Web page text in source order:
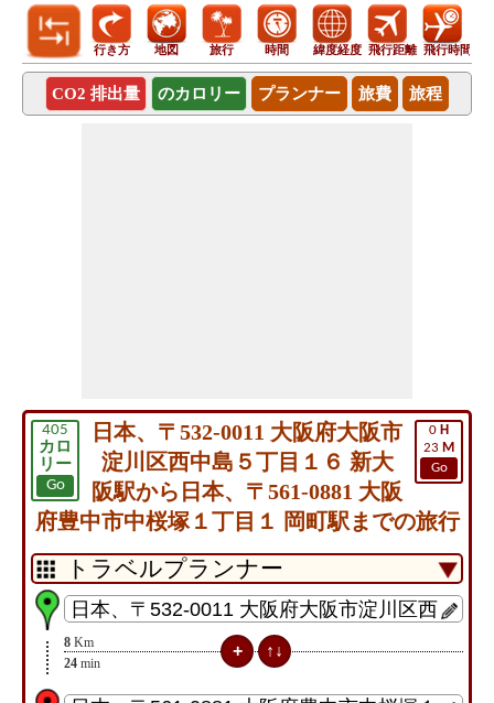
行き方 地図 旅行 時間 緯度経度 飛行距離 飛行時間
CO2 排出量 のカロリー プランナー 旅費 旅程
405
カロ
リー
Go
0 H
23 M
Go
日本、〒532-0011 大阪府大阪市
淀川区西中島５丁目１６ 新大
阪駅から日本、〒561-0881 大阪
府豊中市中桜塚１丁目１ 岡町駅までの旅行
8 Km
24 min